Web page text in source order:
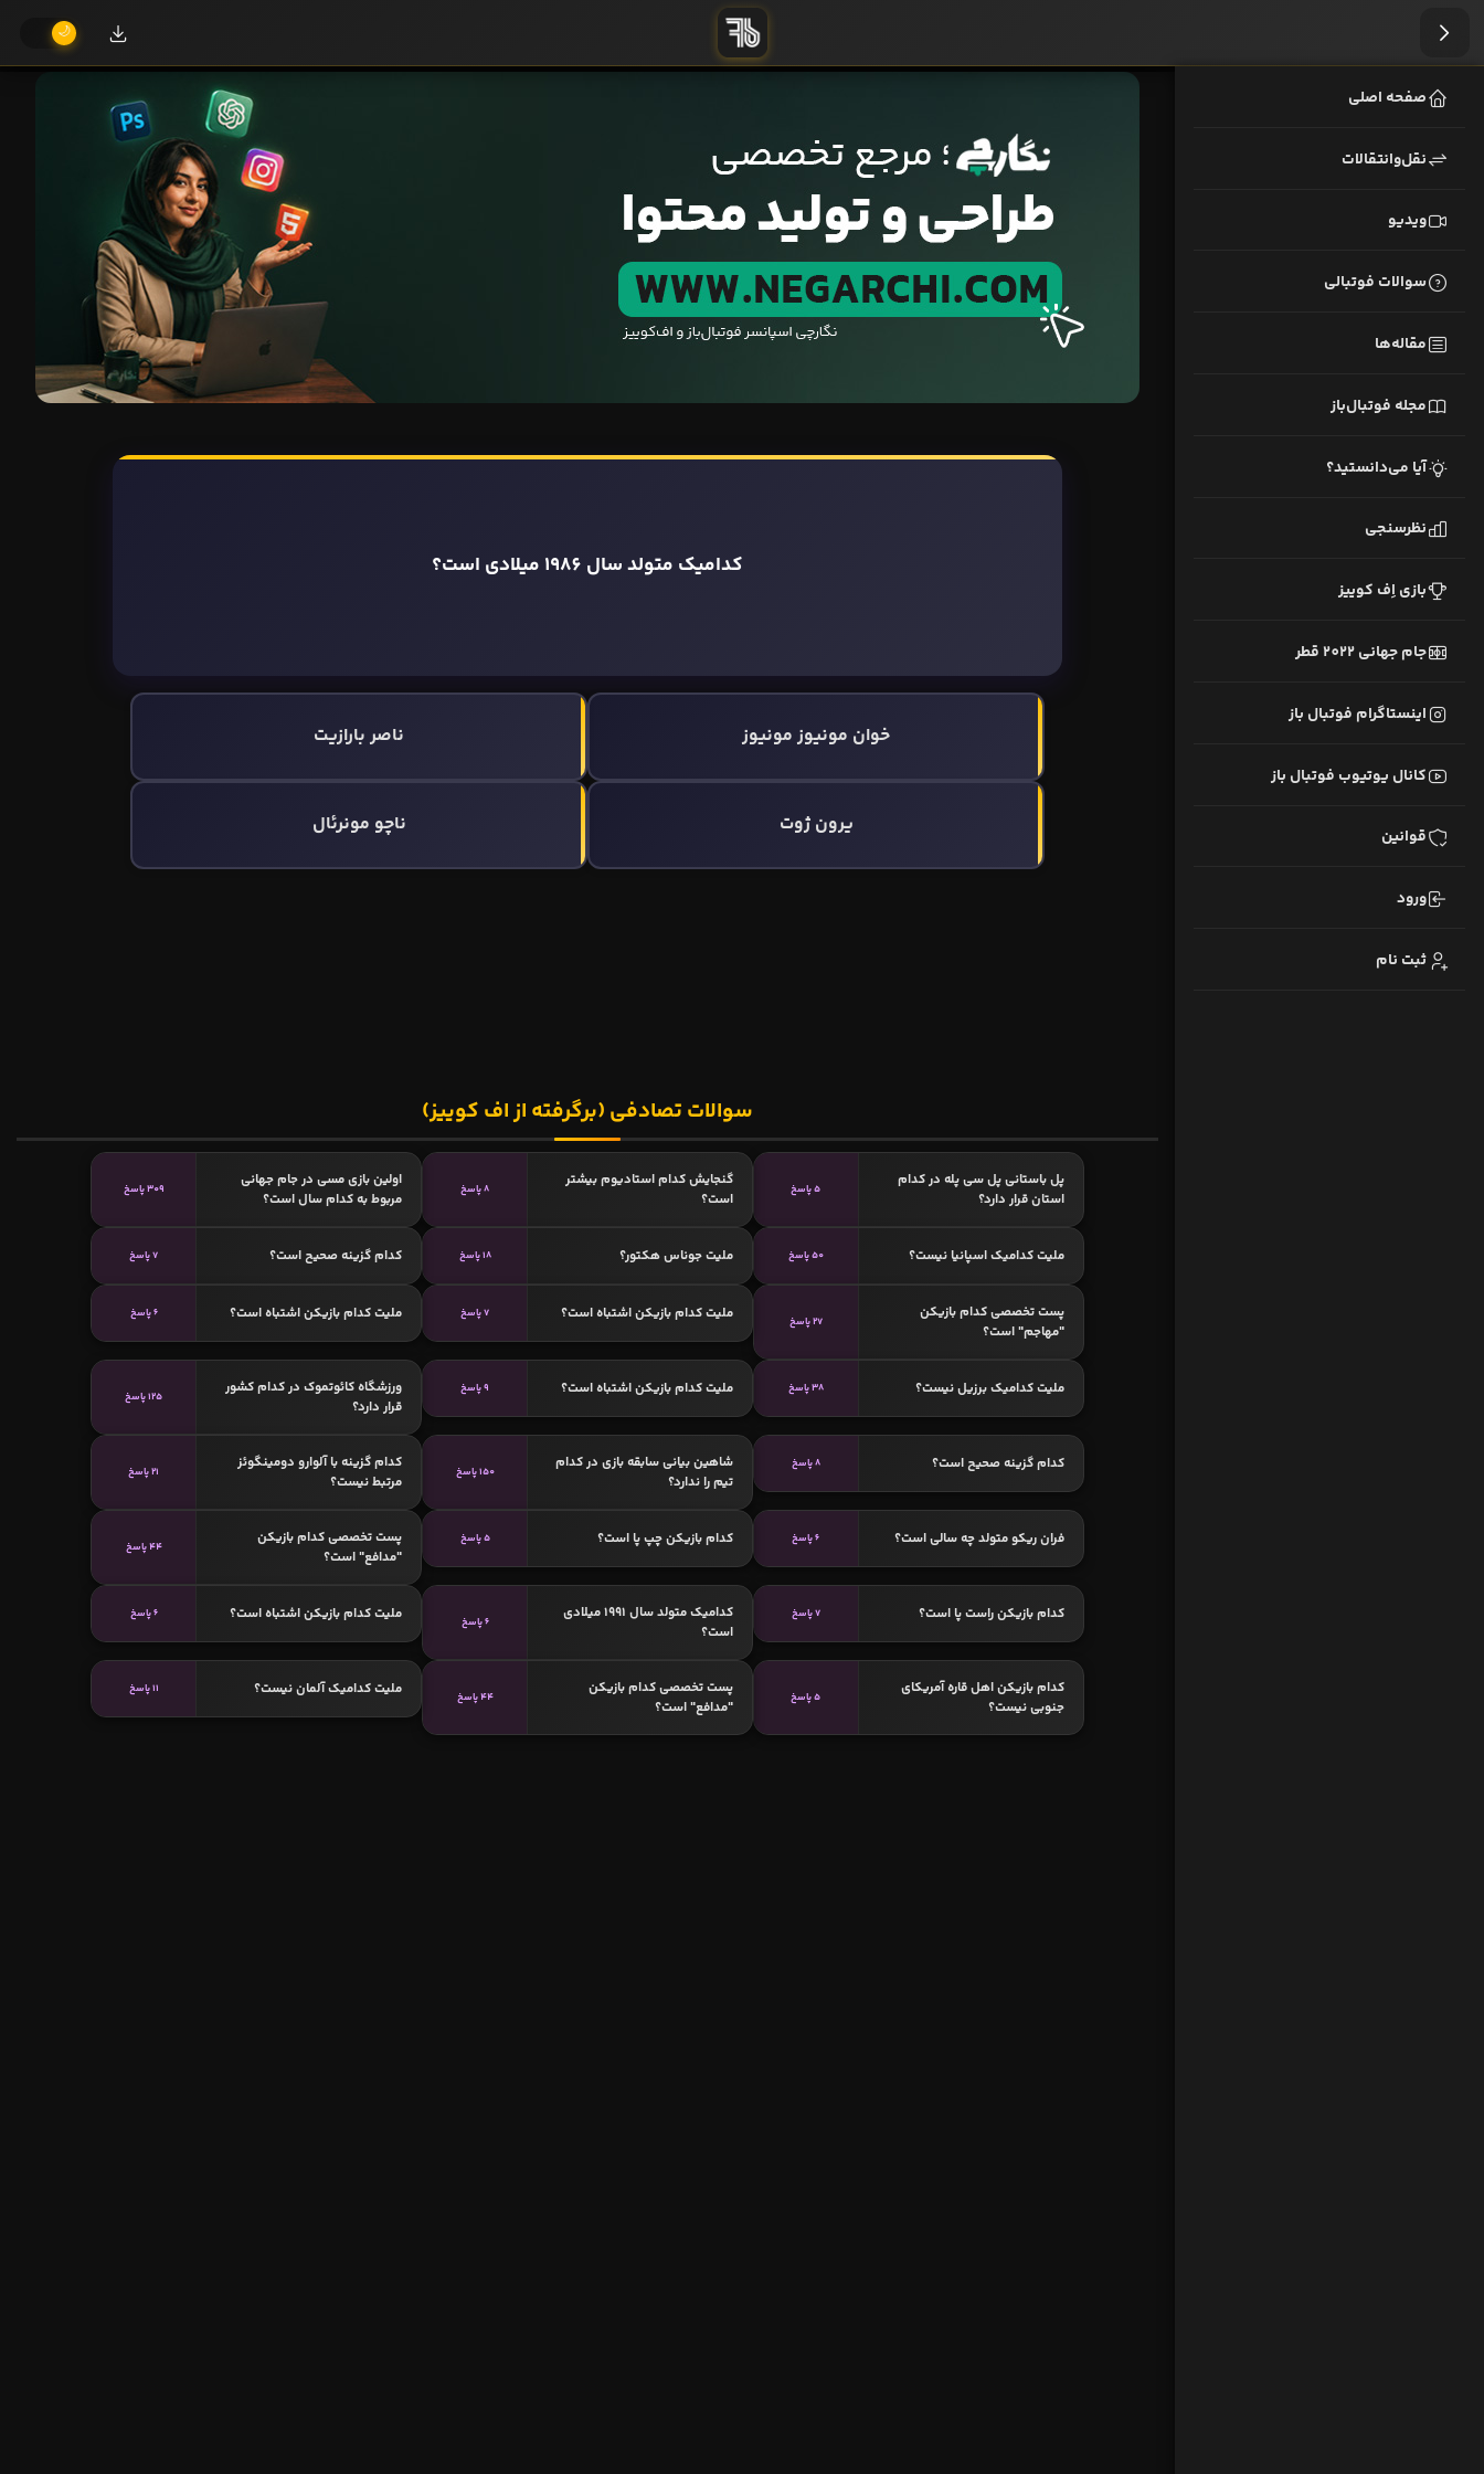
صفحه اصلی
نقل‌وانتقالات
ویدیو
سوالات فوتبالی
مقاله‌ها
مجله فوتبال‌باز
آیا می‌دانستید؟
نظرسنجی
بازی اِف کوییز
جام جهانی 2022 قطر
اینستاگرام فوتبال باز
کانال یوتیوب فوتبال باز
قوانین
ورود
ثبت نام
کدامیک متولد سال 1986 میلادی است؟
خوان مونیوز مونیوز ناصر بارازیت
یرون ژوت ناچو مونرئال
سوالات تصادفی (برگرفته از اف کوییز)
پل باستانی پل سی پله در کدام
استان قرار دارد؟
5 پاسخ
گنجایش کدام استادیوم بیشتر
است؟
8 پاسخ
اولین بازی مسی در جام جهانی
مربوط به کدام سال است؟
309 پاسخ
ملیت کدامیک اسپانیا نیست؟ 50 پاسخ ملیت جوناس هکتور؟ 18 پاسخ کدام گزینه صحیح است؟ 7 پاسخ
پست تخصصی کدام بازیکن
"مهاجم" است؟
27 پاسخ ملیت کدام بازیکن اشتباه است؟ 7 پاسخ ملیت کدام بازیکن اشتباه است؟ 6 پاسخ
ملیت کدامیک برزیل نیست؟ 38 پاسخ ملیت کدام بازیکن اشتباه است؟ 9 پاسخ
ورزشگاه کائوتموک در کدام کشور
قرار دارد؟
125 پاسخ
کدام گزینه صحیح است؟ 8 پاسخ
شاهین بیانی سابقه بازی در کدام
تیم را ندارد؟
150 پاسخ
کدام گزینه با آلوارو دومینگوئز
مرتبط نیست؟
21 پاسخ
فران ریکو متولد چه سالی است؟ 6 پاسخ کدام بازیکن چپ پا است؟ 5 پاسخ
پست تخصصی کدام بازیکن
"مدافع" است؟
44 پاسخ
کدام بازیکن راست پا است؟ 7 پاسخ
کدامیک متولد سال 1991 میلادی
است؟
6 پاسخ ملیت کدام بازیکن اشتباه است؟ 6 پاسخ
کدام بازیکن اهل قاره آمریکای
جنوبی نیست؟
5 پاسخ
پست تخصصی کدام بازیکن
"مدافع" است؟
44 پاسخ ملیت کدامیک آلمان نیست؟ 11 پاسخ